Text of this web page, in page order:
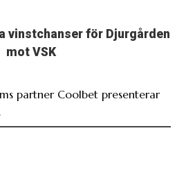
vinstchanser för Djurgården
mot VSK
partner Coolbet presenterar